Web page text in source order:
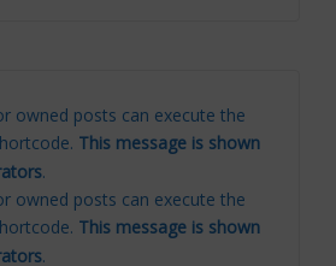
owned posts can execute the
This message is shown
.
owned posts can execute the
This message is shown
.